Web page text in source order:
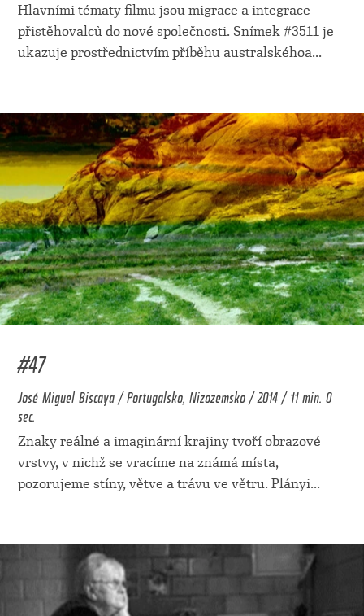
Hlavními tématy filmu jsou migrace a integrace
přistěhovalců do nové společnosti. Snímek #3511 je
ukazuje prostřednictvím příběhu australskéhoa...
#47
José Miguel Biscaya / Portugalsko, Nizozemsko / 2014 / 11 min. 0
sec.
Znaky reálné a imaginární krajiny tvoří obrazové
vrstvy, v nichž se vracíme na známá místa,
pozorujeme stíny, větve a trávu ve větru. Plányi...